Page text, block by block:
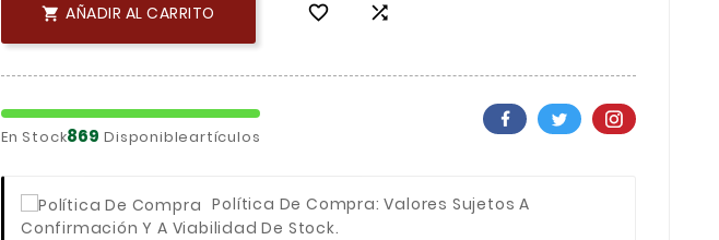
 AÑADIR AL CARRITO  
En Stock869 Disponibleartículos
Política De Compra: Valores Sujetos A
Confirmación Y A Viabilidad De Stock.